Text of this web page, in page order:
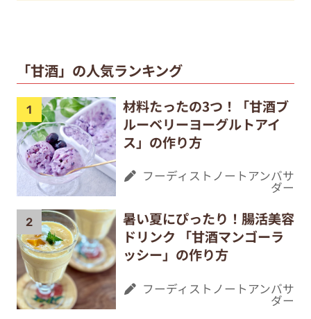
「甘酒」の人気ランキング
材料たったの3つ！「甘酒ブ
ルーベリーヨーグルトアイ
ス」の作り方
フーディストノートアンバサ
ダー
暑い夏にぴったり！腸活美容
ドリンク 「甘酒マンゴーラ
ッシー」の作り方
フーディストノートアンバサ
ダー